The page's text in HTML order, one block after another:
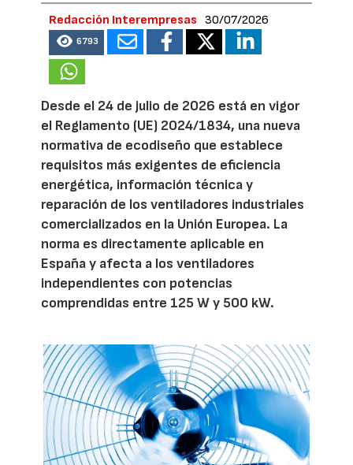
Redacción Interempresas 30/07/2026
6793
Desde el 24 de julio de 2026 está en vigor
el Reglamento (UE) 2024/1834, una nueva
normativa de ecodiseño que establece
requisitos más exigentes de eficiencia
energética, información técnica y
reparación de los ventiladores industriales
comercializados en la Unión Europea. La
norma es directamente aplicable en
España y afecta a los ventiladores
independientes con potencias
comprendidas entre 125 W y 500 kW.